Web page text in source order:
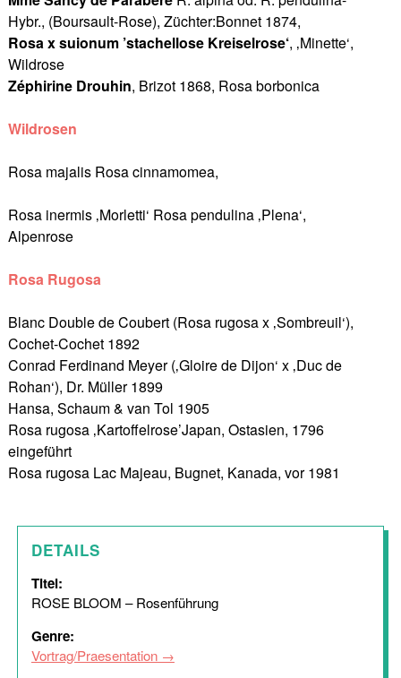
Hybr., (Boursault-Rose), Züchter:Bonnet 1874,
Rosa x suionum ’stachellose Kreiselrose‘, ‚Minette‘,
Wildrose
Zéphirine Drouhin, Brizot 1868, Rosa borbonica
Wildrosen
Rosa majalis Rosa cinnamomea,
Rosa inermis ‚Morletti‘ Rosa pendulina ‚Plena‘,
Alpenrose
Rosa Rugosa
Blanc Double de Coubert (Rosa rugosa x ‚Sombreuil‘),
Cochet-Cochet 1892
Conrad Ferdinand Meyer (‚Gloire de Dijon‘ x ‚Duc de
Rohan‘), Dr. Müller 1899
Hansa, Schaum & van Tol 1905
Rosa rugosa ‚Kartoffelrose’Japan, Ostasien, 1796
eingeführt
Rosa rugosa Lac Majeau, Bugnet, Kanada, vor 1981
DETAILS
Titel:
ROSE BLOOM – Rosenführung
Genre:
Vortrag/Praesentation